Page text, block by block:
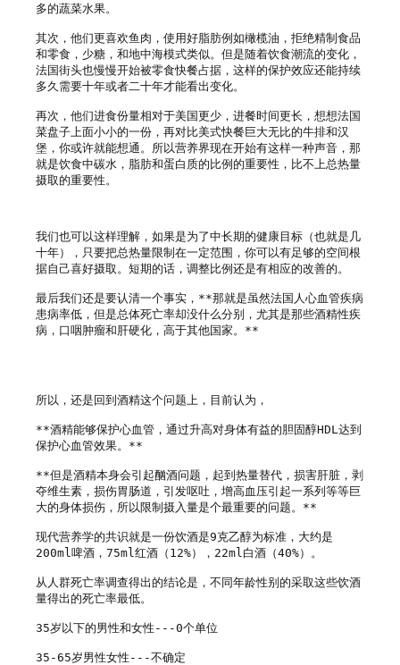
多的蔬菜水果。
其次，他们更喜欢鱼肉，使用好脂肪例如橄榄油，拒绝精制食品
和零食，少糖，和地中海模式类似。但是随着饮食潮流的变化，
法国街头也慢慢开始被零食快餐占据，这样的保护效应还能持续
多久需要十年或者二十年才能看出变化。
再次，他们进食份量相对于美国更少，进餐时间更长，想想法国
菜盘子上面小小的一份，再对比美式快餐巨大无比的牛排和汉
堡，你或许就能想通。所以营养界现在开始有这样一种声音，那
就是饮食中碳水，脂肪和蛋白质的比例的重要性，比不上总热量
摄取的重要性。
我们也可以这样理解，如果是为了中长期的健康目标（也就是几
十年），只要把总热量限制在一定范围，你可以有足够的空间根
据自己喜好摄取。短期的话，调整比例还是有相应的改善的。
最后我们还是要认清一个事实，**那就是虽然法国人心血管疾病
患病率低，但是总体死亡率却没什么分别，尤其是那些酒精性疾
病，口咽肿瘤和肝硬化，高于其他国家。**
所以，还是回到酒精这个问题上，目前认为，
**酒精能够保护心血管，通过升高对身体有益的胆固醇HDL达到
保护心血管效果。**
**但是酒精本身会引起酗酒问题，起到热量替代，损害肝脏，剥
夺维生素，损伤胃肠道，引发呕吐，增高血压引起一系列等等巨
大的身体损伤，所以限制摄入量是个最重要的问题。**
现代营养学的共识就是一份饮酒是9克乙醇为标准，大约是
200ml啤酒，75ml红酒（12%），22ml白酒（40%）。
从人群死亡率调查得出的结论是，不同年龄性别的采取这些饮酒
量得出的死亡率最低。
35岁以下的男性和女性---0个单位
35-65岁男性女性---不确定